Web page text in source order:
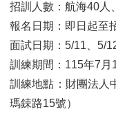
招訓人數：航海40人
報名日期：即日起至
面試日期：5/11、5/
訓練期間：115年7月
訓練地點：財團法人
瑪鋉路15號）